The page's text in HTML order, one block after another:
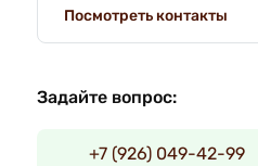
Посмотреть контакты
Задайте вопрос:
+7 (926) 049-42-99